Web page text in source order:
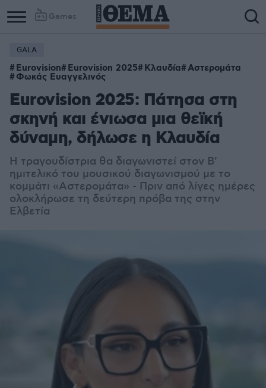
Games
GALA
Eurovision Eurovision 2025 Κλαυδία Αστερομάτα
Φωκάς Ευαγγελινός
Eurovision 2025: Πάτησα στη
σκηνή και ένιωσα μια θεϊκή
δύναμη, δήλωσε η Κλαυδία
Η τραγουδίστρια θα διαγωνιστεί στον Β'
ημιτελικό του μουσικού διαγωνισμού με το
κομμάτι «Αστερομάτα» - Πριν από λίγες ημέρες
ολοκλήρωσε τη δεύτερη πρόβα της στην
Ελβετία